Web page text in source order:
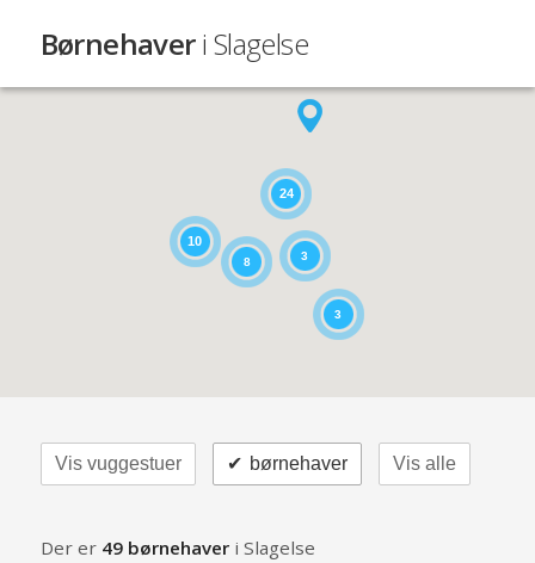
Børnehaveri Slagelse
10
8
24
3
3
Vis vuggestuer børnehaver
✔ Vis alle
Der er 49 børnehaveri Slagelse